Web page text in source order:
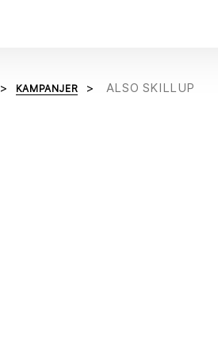
KAMPANJER ALSO SKILLUP